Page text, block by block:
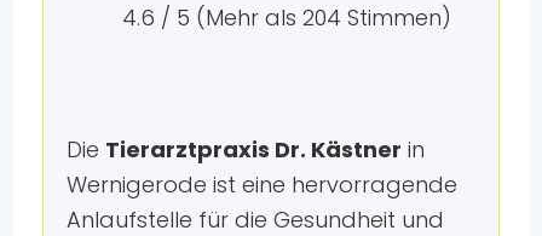
4.6 / 5 (Mehr als 204 Stimmen)
Die Tierarztpraxis Dr. Kästner in
Wernigerode ist eine hervorragende
Anlaufstelle für die Gesundheit und